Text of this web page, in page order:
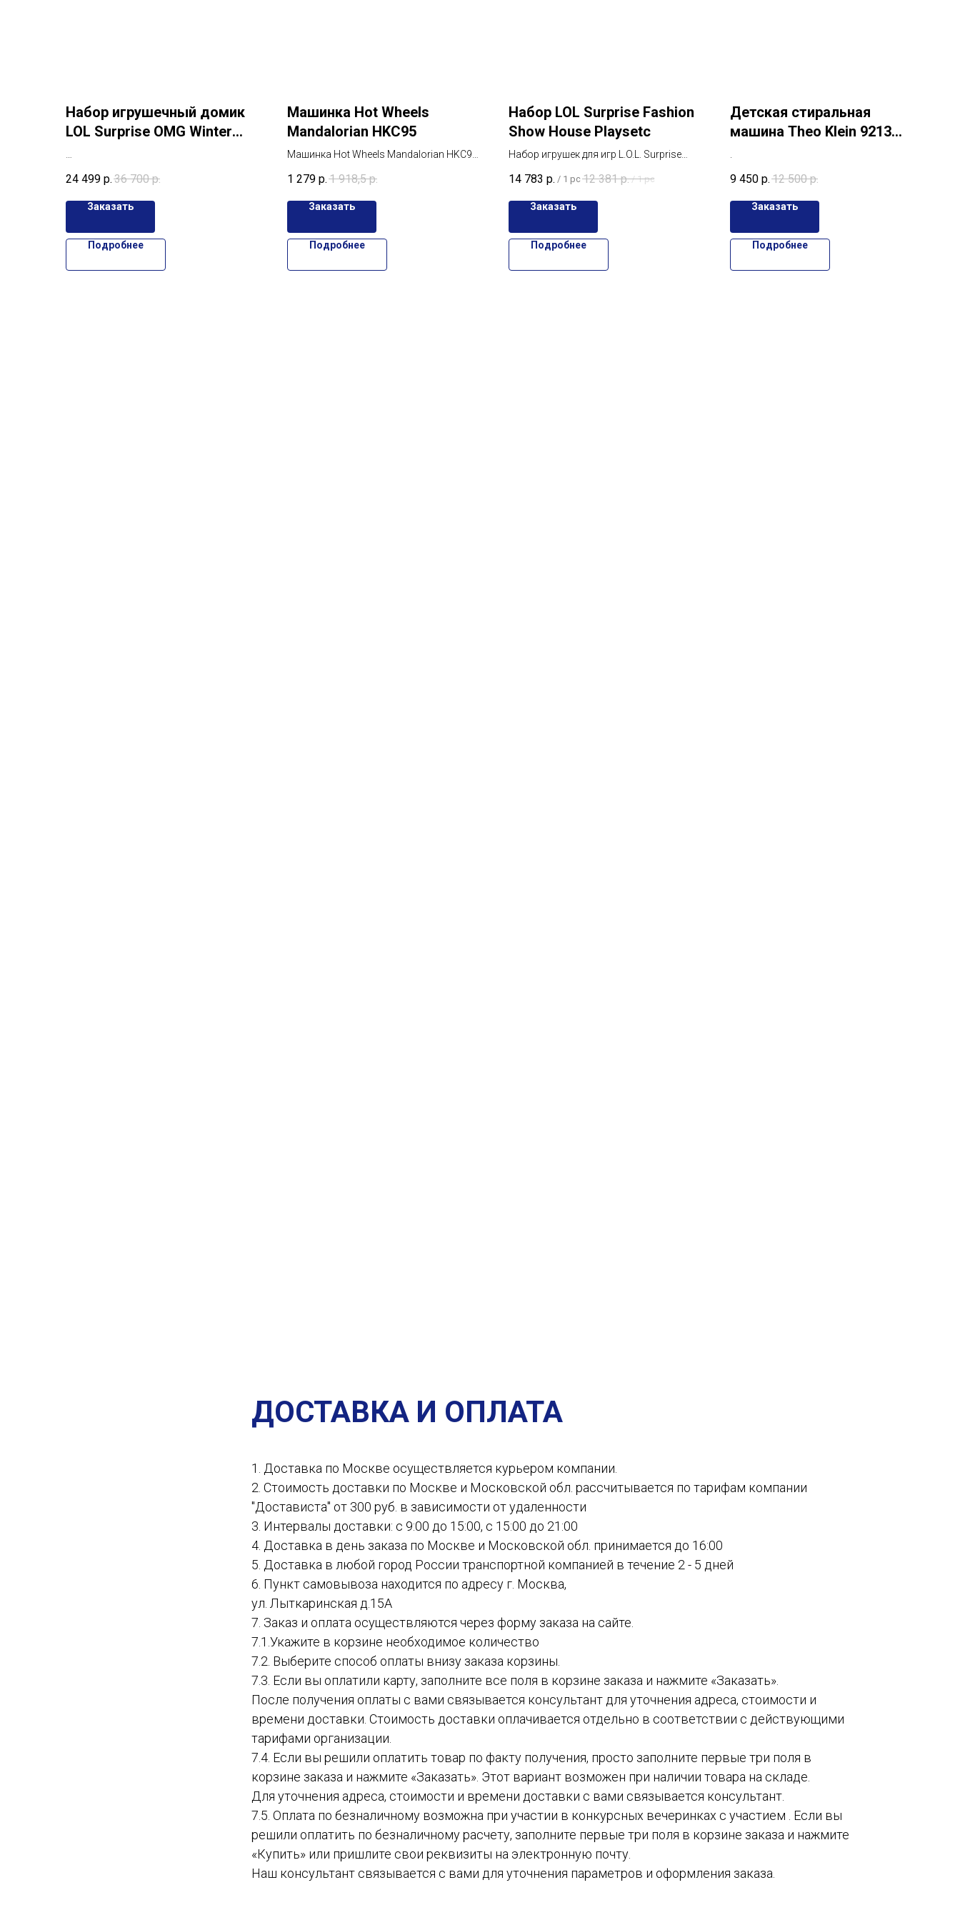
Набор игрушечный домик
LOL Surprise OMG Winter
OMG Winter Cottage with 45+ Surprises
под заказ
24 499 р. 36 700 р.
Заказать
Подробнее
Машинка Hot Wheels
Mandalorian HKC95
Машинка Hot Wheels Mandalorian HKC95,
и стиль для поклонников «Звёздных
войн»
1 279 р. 1 918,5 р.
Заказать
Подробнее
Набор LOL Surprise Fashion
Show House Playsetс
Набор игрушек для игр L.O.L. Surprise
сюрпризами внутри.
14 783 р. / 1 pc 12 381 р. / 1 pc
Заказать
Подробнее
Детская стиральная
машина Theo Klein 9213
9 450 р. 12 500 р.
Заказать
Подробнее
ДОСТАВКА И ОПЛАТА
1. Доставка по Москве осуществляется курьером компании.
2. Стоимость доставки по Москве и Московской обл. рассчитывается по тарифам компании
"Достависта" от 300 руб. в зависимости от удаленности
3. Интервалы доставки: с 9:00 до 15:00, с 15:00 до 21:00
4. Доставка в день заказа по Москве и Московской обл. принимается до 16:00
5. Доставка в любой город России транспортной компанией в течение 2 - 5 дней
6. Пункт самовывоза находится по адресу г. Москва,
ул. Лыткаринская д.15А
7. Заказ и оплата осуществляются через форму заказа на сайте.
7.1.Укажите в корзине необходимое количество
7.2. Выберите способ оплаты внизу заказа корзины.
7.3. Если вы оплатили карту, заполните все поля в корзине заказа и нажмите «Заказать».
После получения оплаты с вами связывается консультант для уточнения адреса, стоимости и
времени доставки. Стоимость доставки оплачивается отдельно в соответствии с действующими
тарифами организации.
7.4. Если вы решили оплатить товар по факту получения, просто заполните первые три поля в
корзине заказа и нажмите «Заказать». Этот вариант возможен при наличии товара на складе.
Для уточнения адреса, стоимости и времени доставки с вами связывается консультант.
7.5. Оплата по безналичному возможна при участии в конкурсных вечеринках с участием . Если вы
решили оплатить по безналичному расчету, заполните первые три поля в корзине заказа и нажмите
«Купить» или пришлите свои реквизиты на электронную почту.
Наш консультант связывается с вами для уточнения параметров и оформления заказа.